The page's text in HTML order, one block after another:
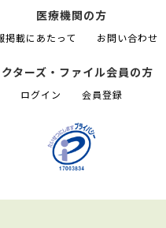
医療機関の方
掲載にあたって お問い合わせ
クターズ・ファイル会員の方
ログイン 会員登録